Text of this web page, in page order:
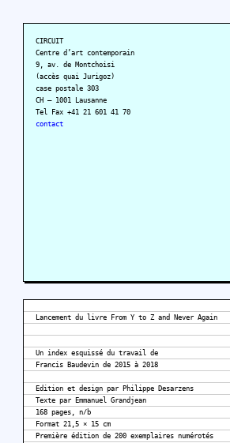
CIRCUIT
Centre d’art contemporain
9, av. de Montchoisi
(accès quai Jurigoz)
case postale 303
CH – 1001 Lausanne
Tel Fax +41 21 601 41 70
contact
Lancement du livre From Y to Z and Never Again
Un index esquissé du travail de
Francis Baudevin de 2015 à 2018
Edition et design par Philippe Desarzens
Texte par Emmanuel Grandjean
168 pages, n/b
Format 21,5 × 15 cm
Première édition de 200 exemplaires numérotés